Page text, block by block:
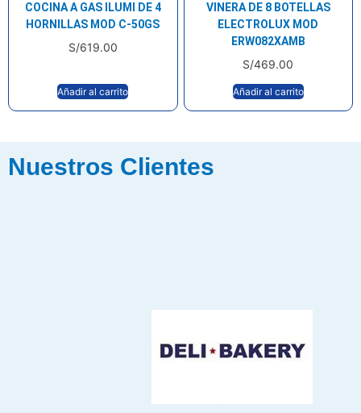
COCINA A GAS ILUMI DE 4
HORNILLAS MOD C-50GS
S/619.00
Añadir al carrito
VINERA DE 8 BOTELLAS
ELECTROLUX MOD
ERW082XAMB
S/469.00
Añadir al carrito
Nuestros Clientes